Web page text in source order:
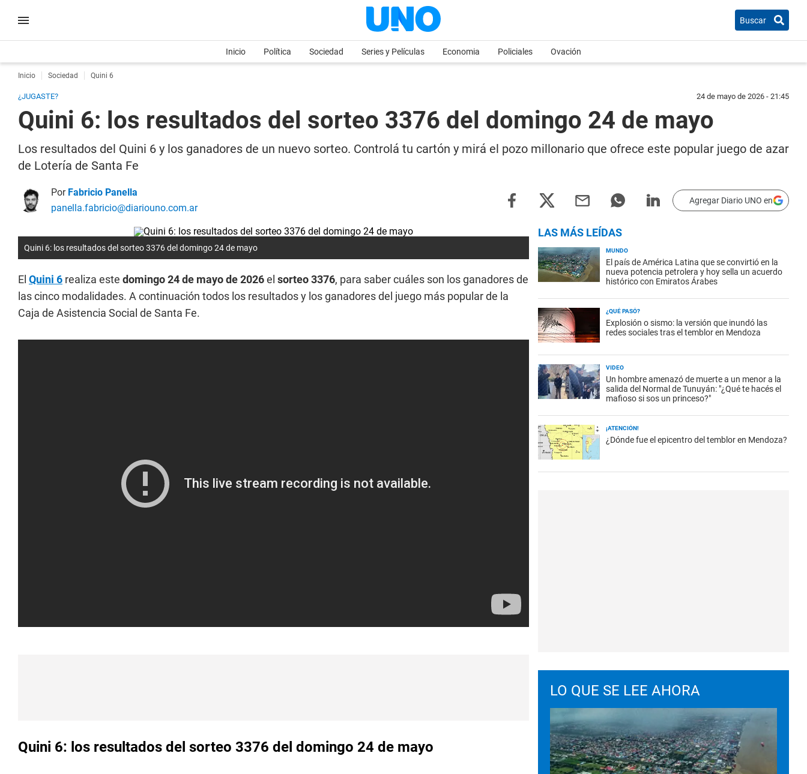
Buscar
Inicio Política Sociedad Series y Películas Economia Policiales Ovación
Inicio Sociedad Quini 6
¿JUGASTE? 24 de mayo de 2026 - 21:45
Quini 6: los resultados del sorteo 3376 del domingo 24 de mayo
Los resultados del Quini 6 y los ganadores de un nuevo sorteo. Controlá tu cartón y mirá el pozo millonario que ofrece este popular juego de azar
de Lotería de Santa Fe
Por Fabricio Panella
panella.fabricio@diariouno.com.ar
Agregar Diario UNO en
Quini 6: los resultados del sorteo 3376 del domingo 24 de mayo
El Quini 6 realiza este domingo 24 de mayo de 2026el sorteo 3376, para saber cuáles son los ganadores de
las cinco modalidades. A continuación todos los resultados y los ganadores del juego más popular de la
Caja de Asistencia Social de Santa Fe.
Quini 6: los resultados del sorteo 3376 del domingo 24 de mayo
LAS MÁS LEÍDAS
MUNDO
El país de América Latina que se convirtió en la
nueva potencia petrolera y hoy sella un acuerdo
histórico con Emiratos Árabes
¿QUÉ PASÓ?
Explosión o sismo: la versión que inundó las
redes sociales tras el temblor en Mendoza
VIDEO
Un hombre amenazó de muerte a un menor a la
salida del Normal de Tunuyán: "¿Qué te hacés el
mafioso si sos un princeso?"
¡ATENCIÓN!
¿Dónde fue el epicentro del temblor en Mendoza?
LO QUE SE LEE AHORA